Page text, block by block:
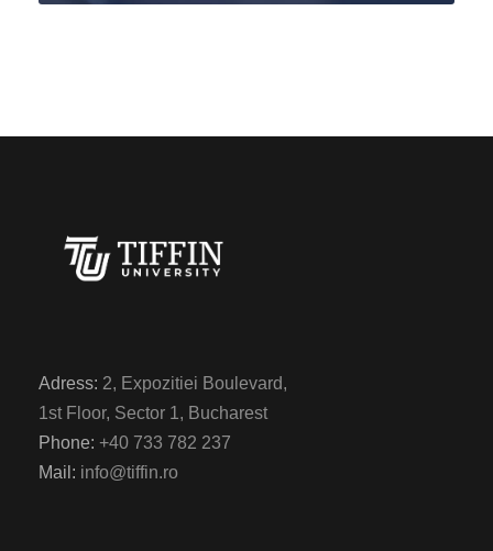
Adress: 2, Expozitiei Boulevard,
1st Floor, Sector 1, Bucharest
Phone: +40 733 782 237
Mail: info@tiffin.ro